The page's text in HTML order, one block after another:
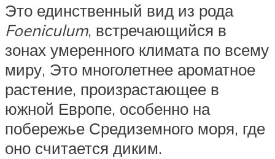
Это единственный вид из рода
Foeniculum, встречающийся в
зонах умеренного климата по всему
миру, Это многолетнее ароматное
растение, произрастающее в
южной Европе, особенно на
побережье Средиземного моря, где
оно считается диким.